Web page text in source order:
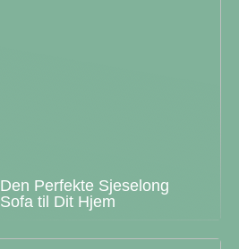
Den Perfekte Sjeselong
Sofa til Dit Hjem